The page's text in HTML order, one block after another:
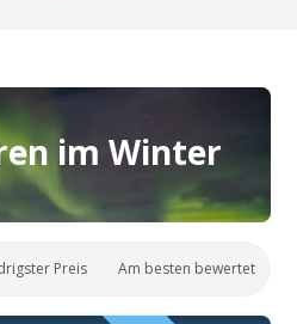
im Winter
Preis Am besten bewertet